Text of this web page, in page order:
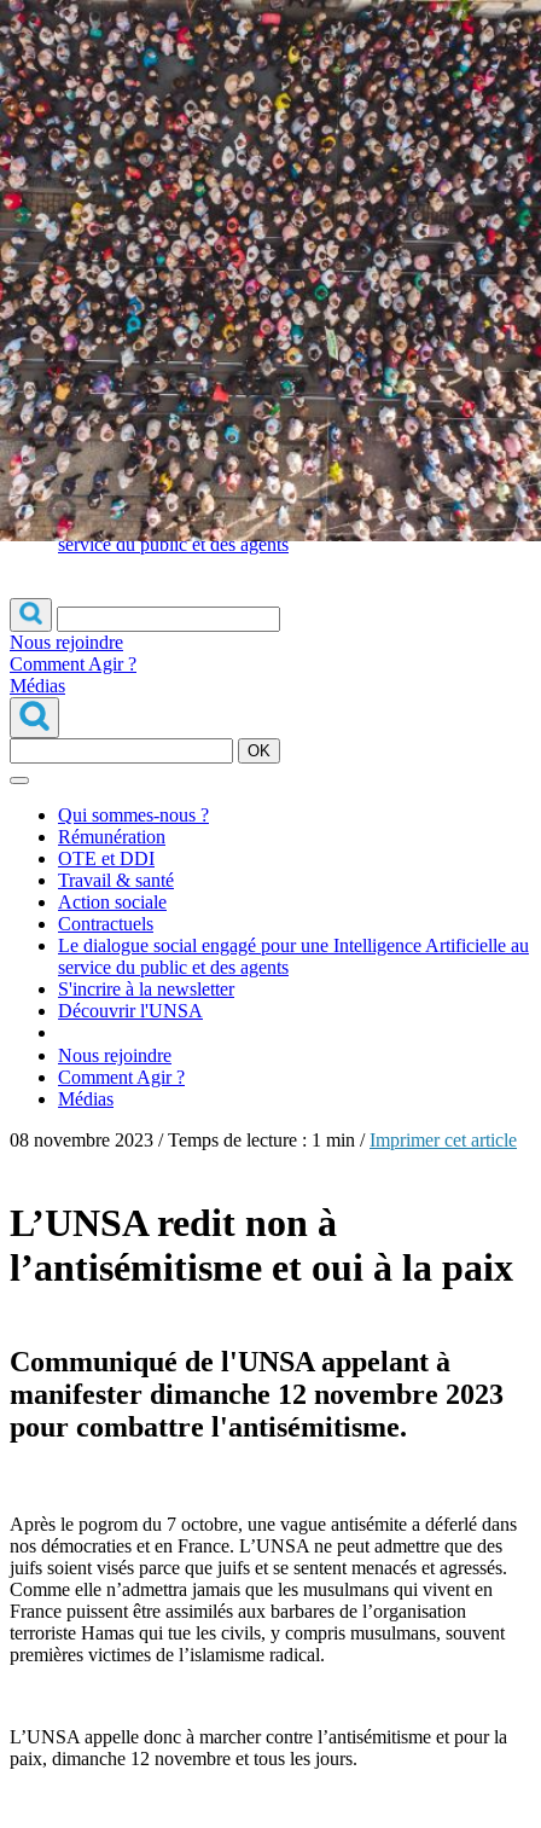
Qui
sommes-
nous ?
S'inscrire à
la
newsletter
Découvrir
l'UNSA
Rémunération
|
OTE et DDI
|
Travail & santé
|
Action sociale
|
Contractuels
|
Le dialogue social engagé pour une Intelligence Artificielle au
service du public et des agents
Nous rejoindre
Comment Agir ?
Médias
OK
Qui sommes-nous ?
Rémunération
OTE et DDI
Travail & santé
Action sociale
Contractuels
Le dialogue social engagé pour une Intelligence Artificielle au
service du public et des agents
S'incrire à la newsletter
Découvrir l'UNSA
Nous rejoindre
Comment Agir ?
Médias
08 novembre 2023 / Temps de lecture : 1 min /Imprimer cet article
L’UNSA redit non à
l’antisémitisme et oui à la paix
Communiqué de l'UNSA appelant à
manifester dimanche 12 novembre 2023
pour combattre l'antisémitisme.
Après le pogrom du 7 octobre, une vague antisémite a déferlé dans
nos démocraties et en France. L’UNSA ne peut admettre que des
juifs soient visés parce que juifs et se sentent menacés et agressés.
Comme elle n’admettra jamais que les musulmans qui vivent en
France puissent être assimilés aux barbares de l’organisation
terroriste Hamas qui tue les civils, y compris musulmans, souvent
premières victimes de l’islamisme radical.
L’UNSA appelle donc à marcher contre l’antisémitisme et pour la
paix, dimanche 12 novembre et tous les jours.